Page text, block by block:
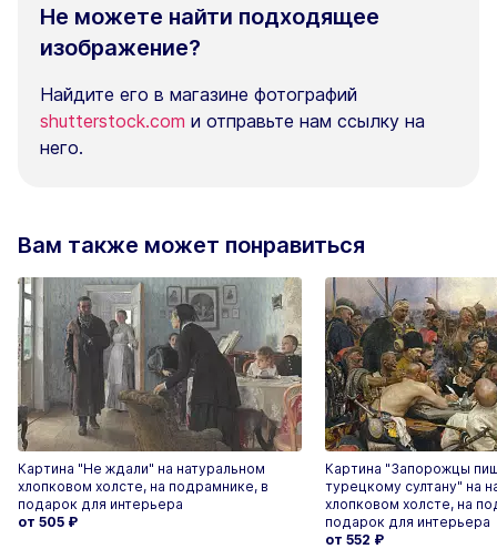
Не можете найти подходящее
изображение?
Найдите его в магазине фотографий
shutterstock.com и отправьте нам ссылку на
него.
Вам также может понравиться
Картина "Не ждали" на натуральном
хлопковом холсте, на подрамнике, в
подарок для интерьера
от 505 ₽
Картина "Запорожцы
турецкому султану" на
хлопковом холсте, на
подарок для интерьера
от 552 ₽